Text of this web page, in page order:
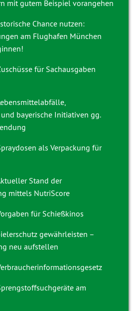
mit gutem Beispiel vorangehen
Chance nutzen:
am Flughafen München
für Sachausgaben
bayerische Initiativen gg.
als Verpackung für
Stand der
mittels NutriScore
für Schießkinos
gewährleisten –
neu aufstellen
am